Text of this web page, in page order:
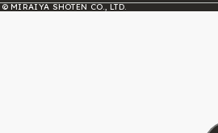
© MIRAIYA SHOTEN CO., LTD.